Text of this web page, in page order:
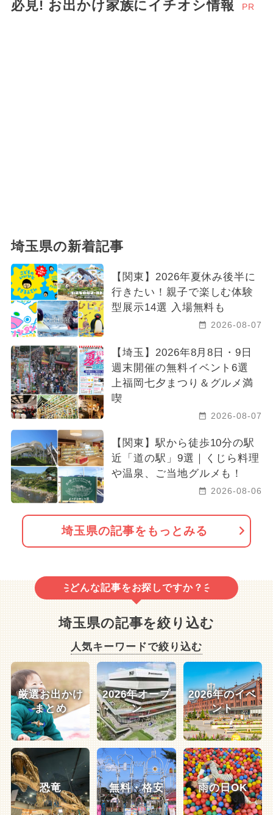
必見! お出かけ家族にイチオシ情報 PR
埼玉県の新着記事
【関東】2026年夏休み後半に
行きたい！親子で楽しむ体験
型展示14選 入場無料も
2026-08-07
【埼玉】2026年8月8日・9日
週末開催の無料イベント6選
上福岡七夕まつり＆グルメ満
喫
2026-08-07
【関東】駅から徒歩10分の駅
近「道の駅」9選｜くじら料理
や温泉、ご当地グルメも！
2026-08-06
埼玉県の記事をもっとみる
どんな記事をお探しですか？
埼玉県の記事を絞り込む
人気キーワードで絞り込む
厳選お出かけ
まとめ
2026年オープ
ン
2026年のイベ
ント
恐竜 無料・格安 雨の日OK